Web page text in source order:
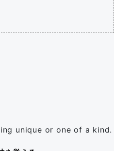
unique or one of a kind.